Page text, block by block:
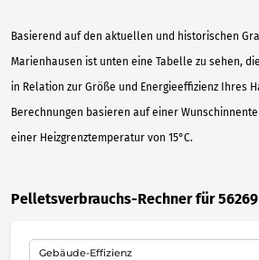
Basierend auf den aktuellen und historischen
Marienhausen ist unten eine Tabelle zu sehen,
in Relation zur Größe und Energieeffizienz Ihres
Berechnungen basieren auf einer
einer Heizgrenztemperatur von 15°C.
Pelletsverbrauchs-Rechner für
Gebäude-Effizienz